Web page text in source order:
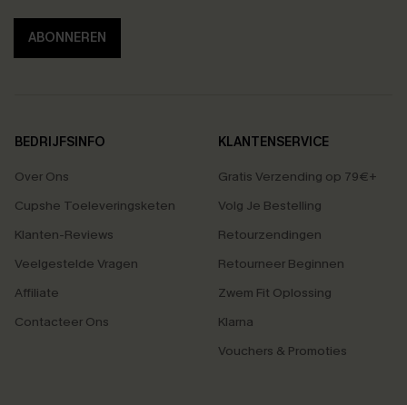
ABONNEREN
BEDRIJFSINFO
Over Ons
Cupshe Toeleveringsketen
Klanten-Reviews
Veelgestelde Vragen
Affiliate
Contacteer Ons
KLANTENSERVICE
Gratis Verzending op 79€+
Volg Je Bestelling
Retourzendingen
Retourneer Beginnen
Zwem Fit Oplossing
Klarna
Vouchers & Promoties